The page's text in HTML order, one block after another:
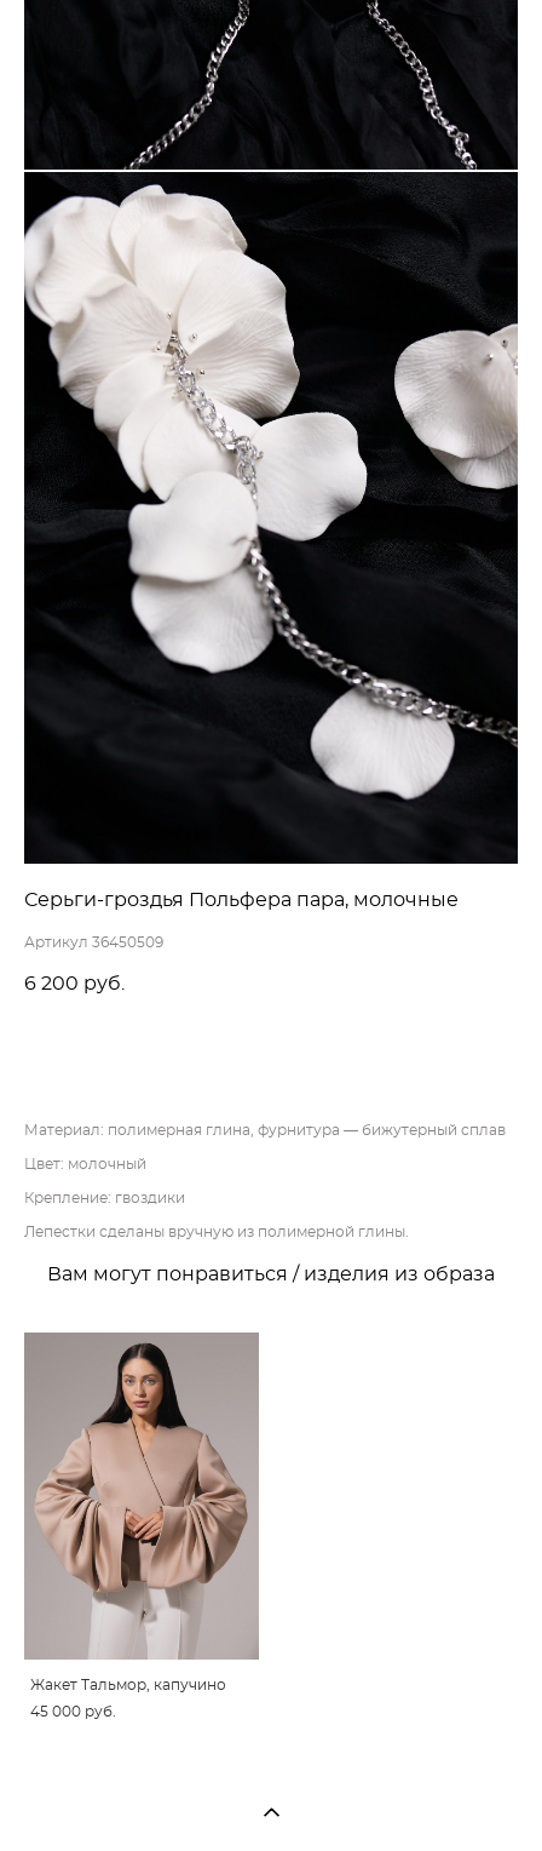
Серьги-гроздья Польфера пара, молочные
Артикул 36450509
6 200 pуб.
Материал: полимерная глина, фурнитура — бижутерный сплав
Цвет: молочный
Крепление: гвоздики
Лепестки сделаны вручную из полимерной глины.
Вам могут понравиться / изделия из образа
Жакет Тальмор, капучино
45 000 pуб.